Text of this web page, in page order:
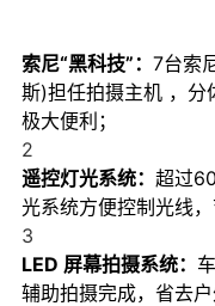
索尼“黑科技”： 7台索
斯)担任拍摄主机 ，分
极大便利；
2
遥控灯光系统： 超过
光系统方便控制光线，
3
LED 屏幕拍摄系统：
辅助拍摄完成，省去